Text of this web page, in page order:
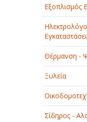
ΟΜΟΡΦΙΑ
ΠΑΡΟΧΗ
ΤΕΧΝΙΚΑ -
ΤΕΧΝΟΛΟΓΙΑ
ΥΓΕΙΑ -
Εξοπλισμός
Θέρμανση -
Ξυλεία
Σίδηρος -